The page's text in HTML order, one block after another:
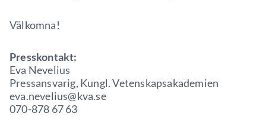
Välkomna!
Presskontakt:
Eva Nevelius
Pressansvarig, Kungl. Vetenskapsakademien
eva.nevelius@kva.se
070-878 67 63